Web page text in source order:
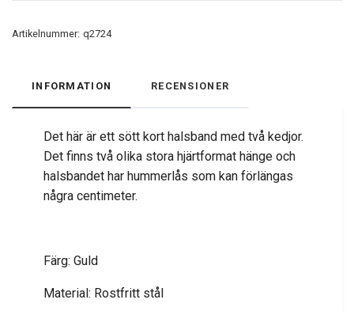
Artikelnummer: q2724
INFORMATION RECENSIONER
Det här är ett sött kort halsband med två kedjor.
Det finns två olika stora hjärtformat hänge och
halsbandet har hummerlås som kan förlängas
några centimeter.
Färg: Guld
Material: Rostfritt stål